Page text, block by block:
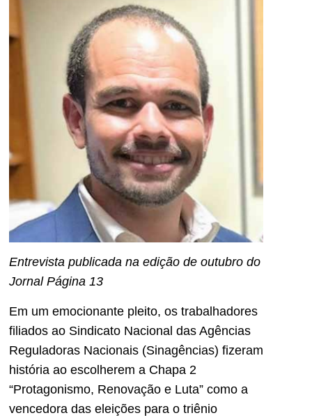
Entrevista publicada na edição de outubro do
Jornal Página 13
Em um emocionante pleito, os trabalhadores
filiados ao Sindicato Nacional das Agências
Reguladoras Nacionais (Sinagências) fizeram
história ao escolherem a Chapa 2
“Protagonismo, Renovação e Luta” como a
vencedora das eleições para o triênio